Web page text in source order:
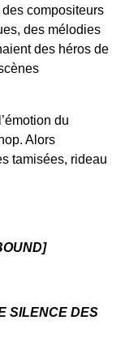
compositeurs
des mélodies
des héros de
du
Alors
tamisées, rideau
SILENCE DES